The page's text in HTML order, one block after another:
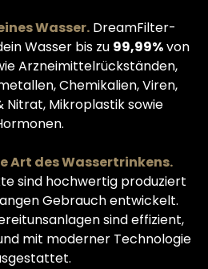
Wasser. DreamFilter-
Wasser bis zu 99,99%von
Arzneimittelrückständen,
Chemikalien, Viren,
Nitrat, Mikroplastik sowie
Art des Wassertrinkens.
sind hochwertig produziert
Gebrauch entwickelt.
sind effizient,
mit moderner Technologie